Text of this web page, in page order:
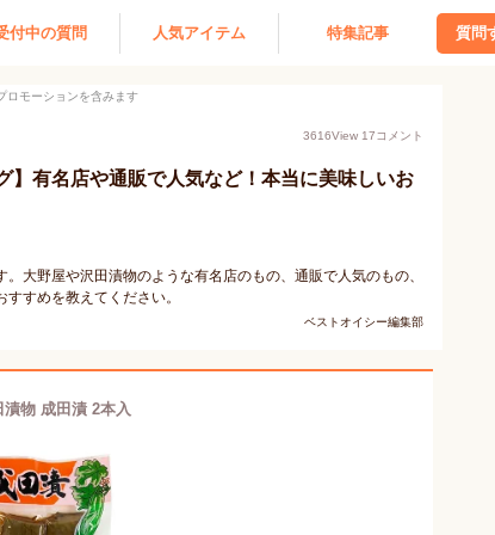
付中の質問 人気アイテム 特集記事 質問
ロモーションを含みます
3616View 17コメント
】有名店や通販で人気など！本当に美味しいお
大野屋や沢田漬物のような有名店のもの、通販で人気のもの、
すめを教えてください。
ベストオイシー編集部
漬物 成田漬 2本入